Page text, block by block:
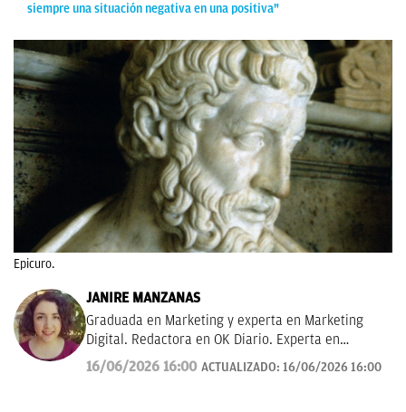
siempre una situación negativa en una positiva"
Epicuro.
JANIRE MANZANAS
Graduada en Marketing y experta en Marketing
Digital. Redactora en OK Diario. Experta en
curiosidades, mascotas, consumo y Lotería de
Navidad.
16/06/2026 16:00 ACTUALIZADO: 16/06/2026 16:00